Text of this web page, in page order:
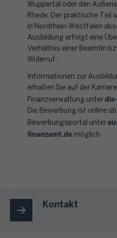
Wuppertal oder den
Rhede. Der praktische Teil
in Nordrhein-Westfalen
Ausbildung erfolgt eine
Verhältnis einer Beamtin
Widerruf.
Informationen zur
erhalten Sie auf der
Finanzverwaltung unter
Die Bewerbung ist online
Bewerbungsportal unter
finanzamt.de möglich.
Kontakt